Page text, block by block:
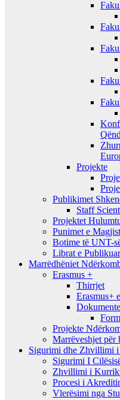
Projekte
Publikimet
Staff
Projektet
Punimet e
Botime të UNT-
Librat e
Marrëdhëniet
Erasmus +
Thirrjet
Erasmus+
Dokumente
Projekte
Marrëveshjet për
Sigurimi dhe Zhvillimi i
Sigurimi I
Zhvillimi i
Procesi i
Vlerësimi nga